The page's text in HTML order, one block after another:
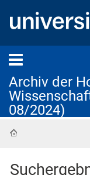
Archiv der
08/2024)